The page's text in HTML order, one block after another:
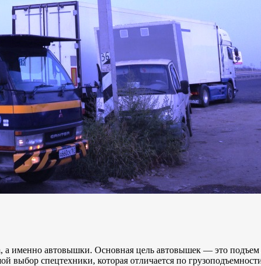
именно автовышки. Основная цель автовышек — это
выбор спецтехники, которая отличается по